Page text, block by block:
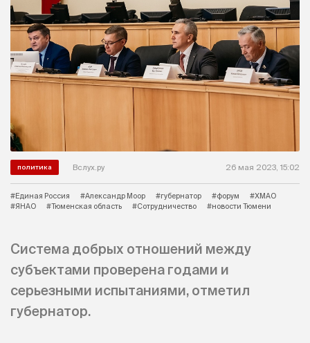
политика Вслух.ру 26 мая 2023, 15:02
#Единая Россия #Александр Моор #губернатор #форум
#ХМАО
#ЯНАО
#Тюменская область #Сотрудничество #новости Тюмени
Система добрых отношений между
субъектами проверена годами и
серьезными испытаниями, отметил
губернатор.